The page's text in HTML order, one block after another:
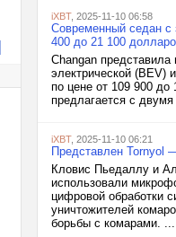
iXBT, 2025-11-10 06:58
Современный седан с
400 до 21 100
Changan
электрической (BEV)
по цене от 109 900
предлагается с
iXBT, 2025-11-10 06:21
Представлен Tornyol
Кловис Пьедаллу и
использовали
цифровой обработки
уничтожителей
борьбы с комарами. ...